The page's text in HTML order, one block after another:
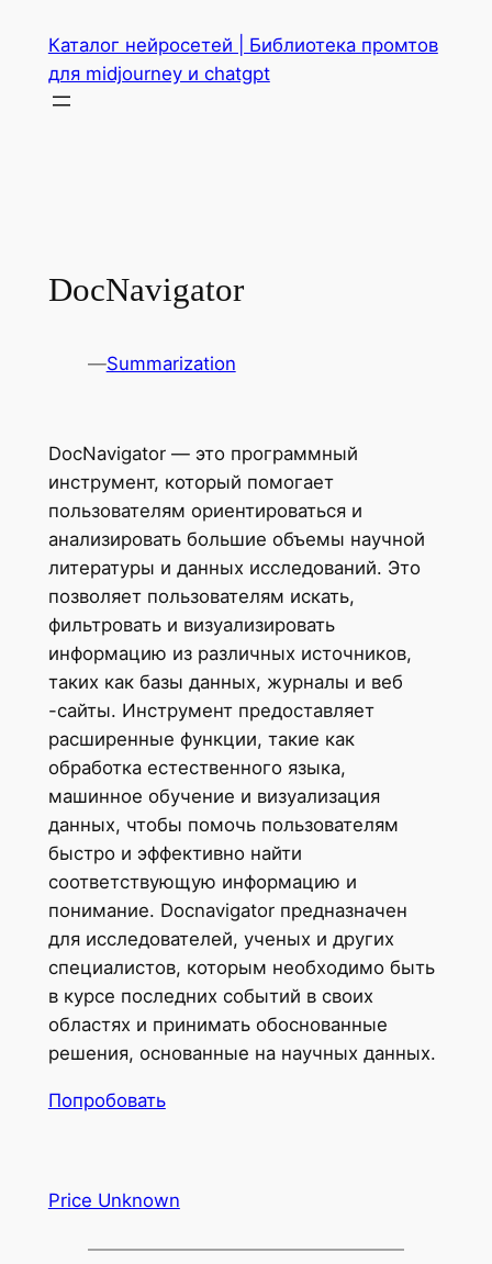
содержимому
Каталог нейросетей | Библиотека промтов
для midjourney и chatgpt
DocNavigator
—Summarization
DocNavigator — это программный
инструмент, который помогает
пользователям ориентироваться и
анализировать большие объемы научной
литературы и данных исследований. Это
позволяет пользователям искать,
фильтровать и визуализировать
информацию из различных источников,
таких как базы данных, журналы и веб
-сайты. Инструмент предоставляет
расширенные функции, такие как
обработка естественного языка,
машинное обучение и визуализация
данных, чтобы помочь пользователям
быстро и эффективно найти
соответствующую информацию и
понимание. Docnavigator предназначен
для исследователей, ученых и других
специалистов, которым необходимо быть
в курсе последних событий в своих
областях и принимать обоснованные
решения, основанные на научных данных.
Попробовать
Price Unknown